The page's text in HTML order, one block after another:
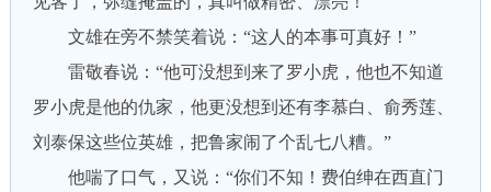
文雄在旁不禁笑着说：“这人的本事可真好！”
雷敬春说：“他可没想到来了罗小虎，他也不知道
罗小虎是他的仇家，他更没想到还有李慕白、俞秀莲、
刘泰保这些位英雄，把鲁家闹了个乱七八糟。”
他喘了口气，又说：“你们不知！费伯绅在西直门